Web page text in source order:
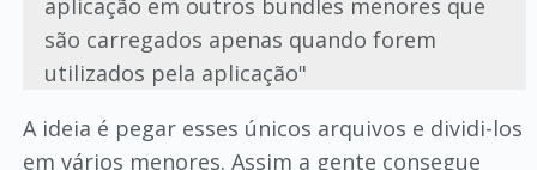
aplicação em outros bundles menores que
são carregados apenas quando forem
utilizados pela aplicação"
A ideia é pegar esses únicos arquivos e dividi-los
em vários menores. Assim a gente consegue